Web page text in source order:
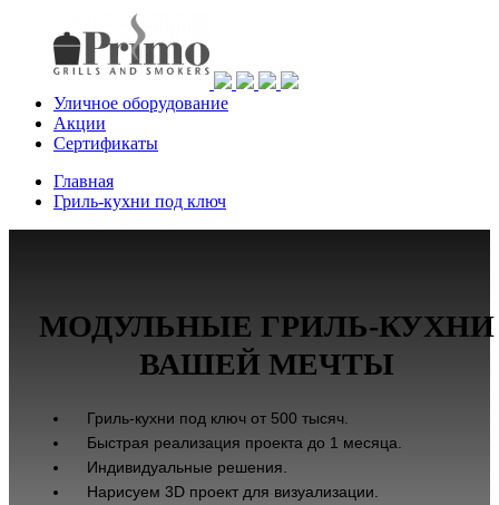
Уличное оборудование
Акции
Сертификаты
Главная
Гриль-кухни под ключ
МОДУЛЬНЫЕ ГРИЛЬ-КУХНИ
ВАШЕЙ МЕЧТЫ
Гриль-кухни под ключ от 500 тысяч.
Быстрая реализация проекта до 1 месяца.
Индивидуальные решения.
Нарисуем 3D проект для визуализации.